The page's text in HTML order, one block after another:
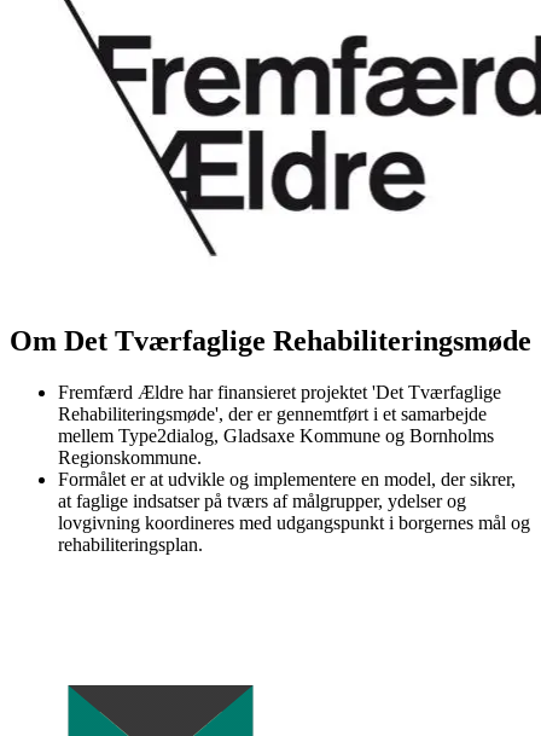
Om Det Tværfaglige Rehabiliteringsmøde
Fremfærd Ældre har finansieret projektet 'Det Tværfaglige
Rehabiliteringsmøde', der er gennemtført i et samarbejde
mellem Type2dialog, Gladsaxe Kommune og Bornholms
Regionskommune.
Formålet er at udvikle og implementere en model, der sikrer,
at faglige indsatser på tværs af målgrupper, ydelser og
lovgivning koordineres med udgangspunkt i borgernes mål og
rehabiliteringsplan.